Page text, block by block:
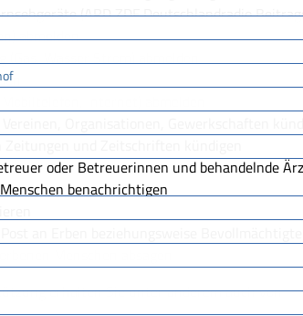
(ARD ZDF Deutschlandradio
abmelden
(Gas, Wasser Strom) abmelden
Internet) abmelden
Organisationen, Gewerkschaften
und Zeitschriften kündigen
oder Betreuerinnen und behandelnde
benachrichtigen
an Erben beziehungsweise Bevollmächtigte
Menschen absagen
erhalten Sie unter anderem auch von